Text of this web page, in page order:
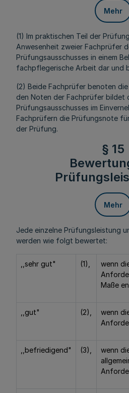
Mehr
(1) Im praktischen Teil der
Anwesenheit zweier Fachprüfer
Prüfungsausschusses in einem
fachpflegerische Arbeit dar und
(2) Beide Fachprüfer benoten
den Noten der Fachprüfer bildet
Prüfungsausschusses im
Fachprüfern die Prüfungsnote
der Prüfung.
§ 15
Mehr
Jede einzelne Prüfungsleistung
werden wie folgt bewertet:
,,sehr gut" (1),
wenn
Maße
,,gut" (2),
wenn
,,befriedigend" (3),
wenn